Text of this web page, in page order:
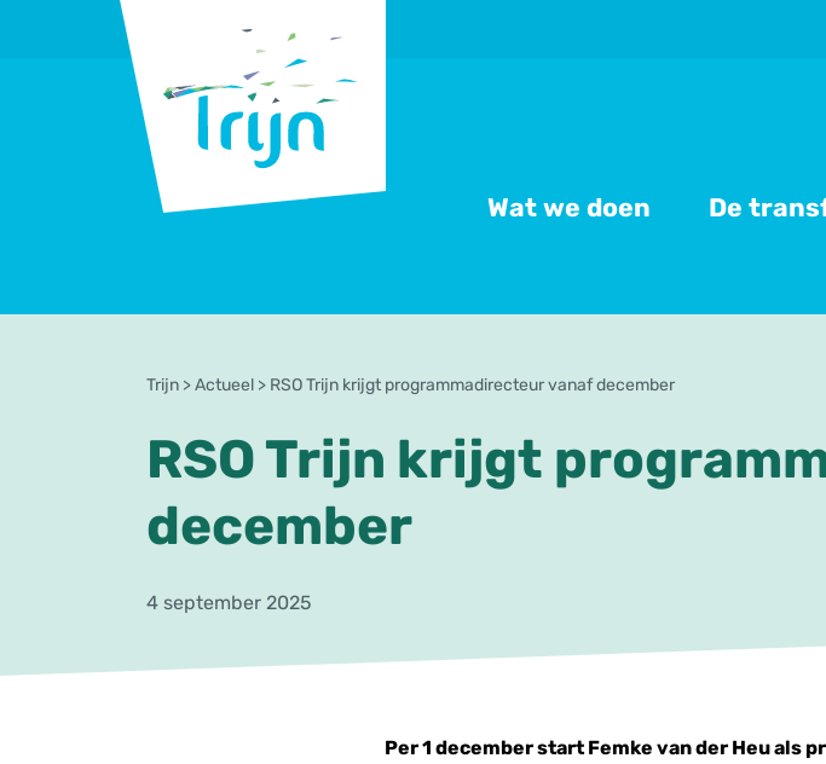
Wat we doen De
Trijn >Actueel > RSO Trijn krijgt programmadirecteur vanaf december
RSO Trijn krijgt
december
4 september 2025
Per 1 december start Femke van der Heu als